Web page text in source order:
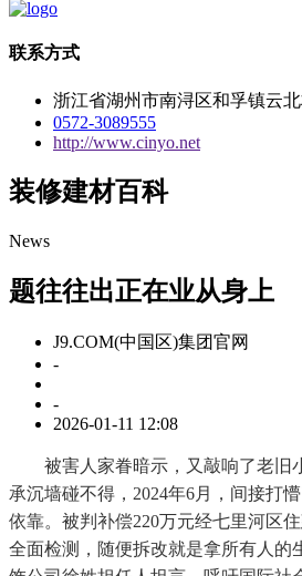
联系方式
浙江省湖州市南浔区和孚镇云
0572-3089555
http://www.cinyo.net
装修建材百科
News
题往往出正在业从身上
J9.COM(中国区)集团官网
-
-
2026-01-11 12:08
被害人家眷暗示，又敲响了老旧
承沉墙碰不得，2024年6月，间接打
依靠。被判补偿220万元经七里河区
全面检测，随便拆改就是拿所有人的